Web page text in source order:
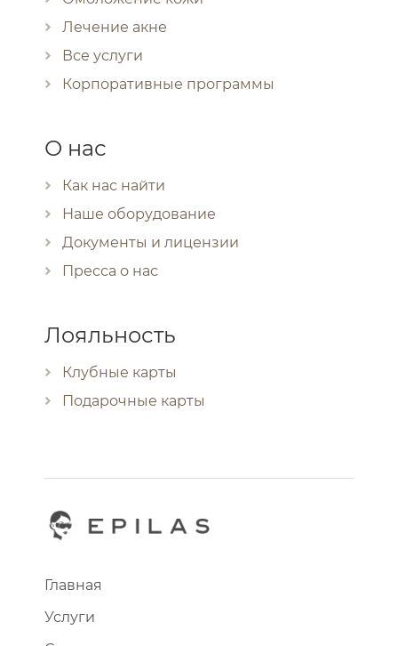
Лечение акне
Все услуги
Корпоративные программы
О нас
Как нас найти
Наше оборудование
Документы и лицензии
Пресса о нас
Лояльность
Клубные карты
Подарочные карты
Главная
Услуги